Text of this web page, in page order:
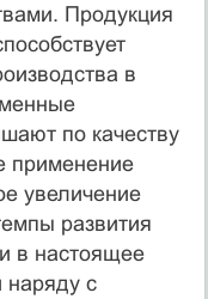
Продукция
в
по качеству
применение
увеличение
развития
в настоящее
наряду с